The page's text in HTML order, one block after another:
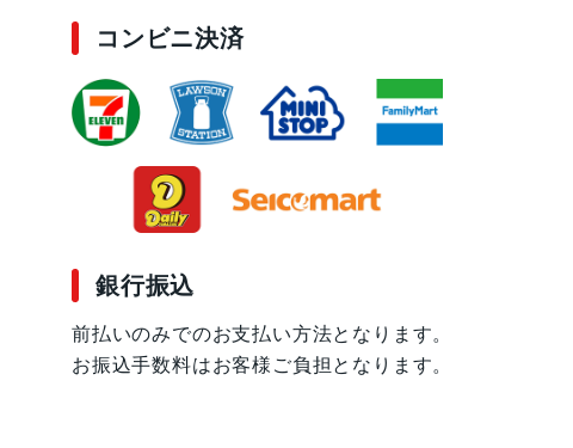
コンビニ決済
銀行振込
前払いのみでのお支払い方法となります。
お振込手数料はお客様ご負担となります。